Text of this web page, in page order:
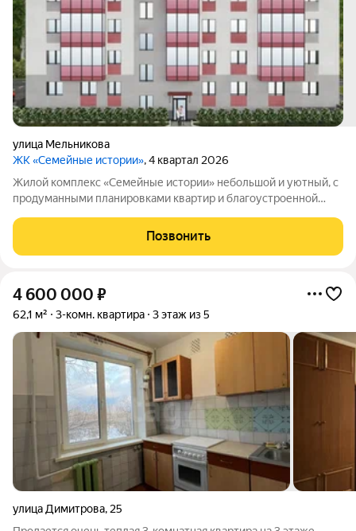
улица Мельникова
ЖК «Семейные истории», 4 квартал 2026
Жилой комплекс «Семейные истории» небольшой и уютный, с
продуманными планировками квартир и благоустроенной
Позвонить
4 600 000 ₽
62,1 м² 3-комн. квартира 3 этаж из 5
улица Димитрова, 25